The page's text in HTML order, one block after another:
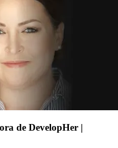
de DevelopHer |